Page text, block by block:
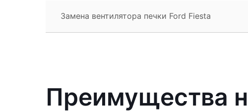
Замена вентилятора печки Ford Fiesta
Преимущества